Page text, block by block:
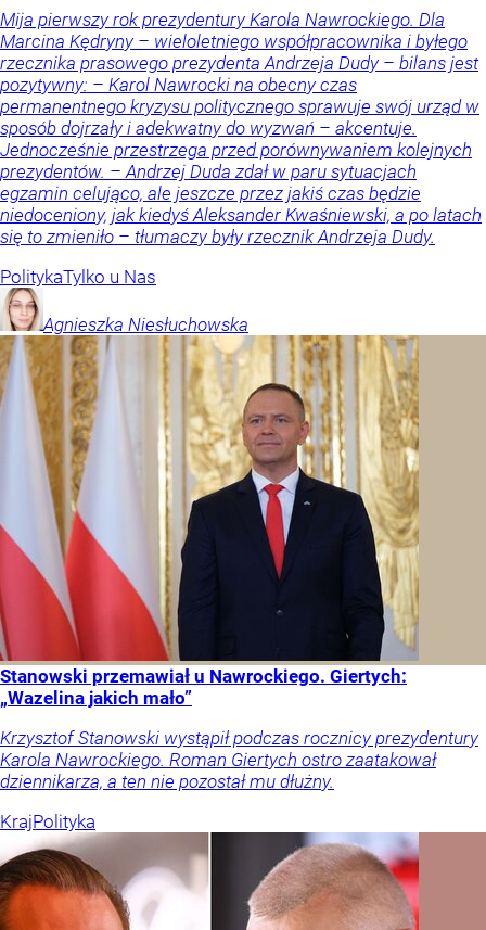
Mija pierwszy rok prezydentury Karola Nawrockiego. Dla
Marcina Kędryny – wieloletniego współpracownika i byłego
rzecznika prasowego prezydenta Andrzeja Dudy – bilans jest
pozytywny: – Karol Nawrocki na obecny czas
permanentnego kryzysu politycznego sprawuje swój urząd w
sposób dojrzały i adekwatny do wyzwań – akcentuje.
Jednocześnie przestrzega przed porównywaniem kolejnych
prezydentów. – Andrzej Duda zdał w paru sytuacjach
egzamin celująco, ale jeszcze przez jakiś czas będzie
niedoceniony, jak kiedyś Aleksander Kwaśniewski, a po latach
się to zmieniło – tłumaczy były rzecznik Andrzeja Dudy.
PolitykaTylko u Nas
Agnieszka Niesłuchowska
Stanowski przemawiał u Nawrockiego. Giertych:
„Wazelina jakich mało”
Krzysztof Stanowski wystąpił podczas rocznicy prezydentury
Karola Nawrockiego. Roman Giertych ostro zaatakował
dziennikarza, a ten nie pozostał mu dłużny.
KrajPolityka